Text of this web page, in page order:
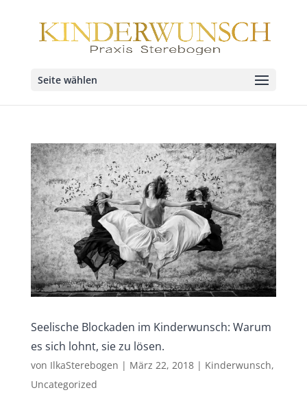
Seite wählen
Seelische Blockaden im Kinderwunsch: Warum
es sich lohnt, sie zu lösen.
von IlkaSterebogen | März 22, 2018| Kinderwunsch,
Uncategorized